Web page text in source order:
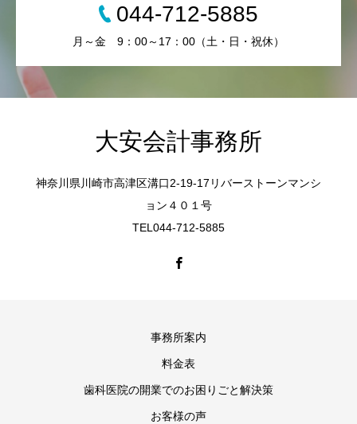
044-712-5885
月～金 9：00～17：00（土・日・祝休）
大安会計事務所
神奈川県川崎市高津区溝口2-19-17リバーストーンマンシ
ョン４０１号
TEL044-712-5885
事務所案内
料金表
歯科医院の開業でのお困りごと解決策
お客様の声